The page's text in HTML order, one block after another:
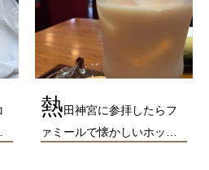
熱田神宮に参拝したらフ
ァミールで懐かしいホッ…